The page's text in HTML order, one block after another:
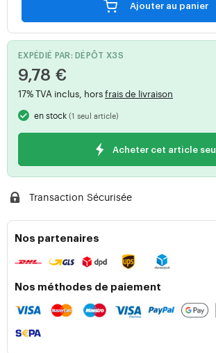
Ajouter au panier
EXPÉDIÉ PAR: DÉPÔT X3S
9,78 €
17% TVA inclus, horsfrais de livraison
en stock(1 seul article)
Acheter cet article seul
Transaction Sécurisée
Nos partenaires
Nos méthodes de paiement